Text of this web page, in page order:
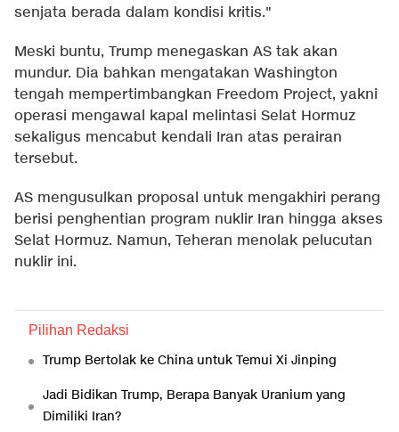
senjata berada dalam kondisi kritis."
Meski buntu, Trump menegaskan AS tak akan
mundur. Dia bahkan mengatakan Washington
tengah mempertimbangkan Freedom Project, yakni
operasi mengawal kapal melintasi Selat Hormuz
sekaligus mencabut kendali Iran atas perairan
tersebut.
AS mengusulkan proposal untuk mengakhiri perang
berisi penghentian program nuklir Iran hingga akses
Selat Hormuz. Namun, Teheran menolak pelucutan
nuklir ini.
Pilihan Redaksi
Trump Bertolak ke China untuk Temui Xi Jinping
Jadi Bidikan Trump, Berapa Banyak Uranium yang
Dimiliki Iran?